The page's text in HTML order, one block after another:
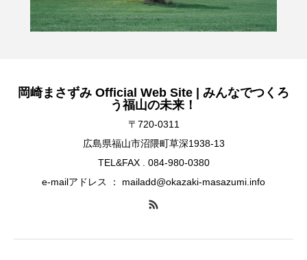
岡崎まさずみ Official Web Site | みんなでつくろ
う福山の未来！
〒720-0311
広島県福山市沼隈町草深1938-13
TEL&FAX . 084-980-0380
e-mailアドレス ： mailadd@okazaki-masazumi.info